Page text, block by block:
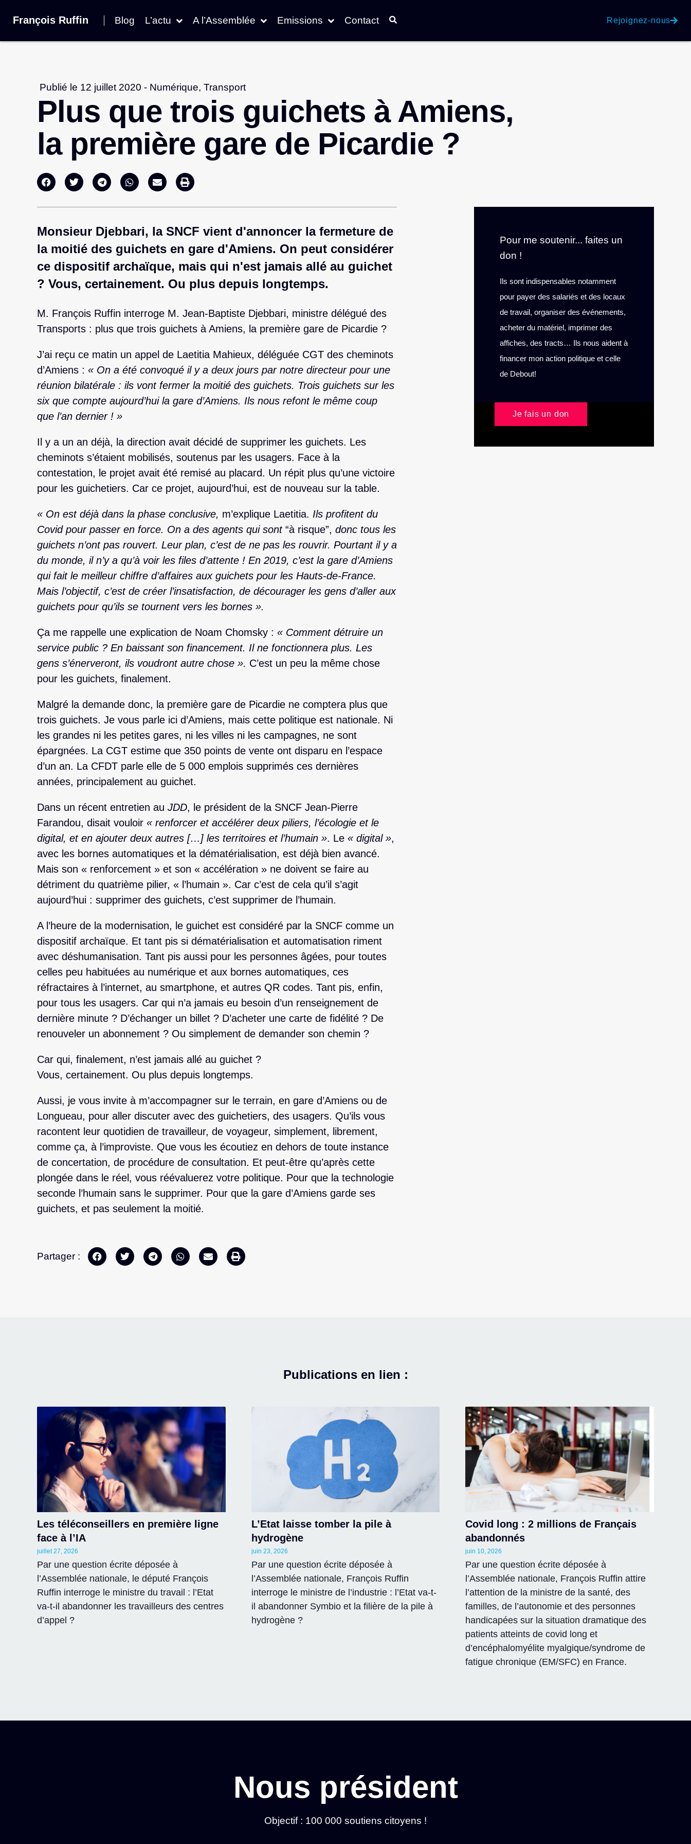
François Ruffin Blog L’actu A l’Assemblée Emissions Contact Rejoignez-nous
Publié le 12 juillet 2020 - Numérique, Transport
Plus que trois guichets à Amiens,
la première gare de Picardie ?
Monsieur Djebbari, la SNCF vient d'annoncer la fermeture de
la moitié des guichets en gare d'Amiens. On peut considérer
ce dispositif archaïque, mais qui n'est jamais allé au guichet
? Vous, certainement. Ou plus depuis longtemps.
M. François Ruffin interroge M. Jean-Baptiste Djebbari, ministre délégué des
Transports : plus que trois guichets à Amiens, la première gare de Picardie ?
J’ai reçu ce matin un appel de Laetitia Mahieux, déléguée CGT des cheminots
d’Amiens : « On a été convoqué il y a deux jours par notre directeur pour une
réunion bilatérale : ils vont fermer la moitié des guichets. Trois guichets sur les
six que compte aujourd’hui la gare d’Amiens. Ils nous refont le même coup
que l’an dernier ! »
Il y a un an déjà, la direction avait décidé de supprimer les guichets. Les
cheminots s’étaient mobilisés, soutenus par les usagers. Face à la
contestation, le projet avait été remisé au placard. Un répit plus qu’une victoire
pour les guichetiers. Car ce projet, aujourd’hui, est de nouveau sur la table.
« On est déjà dans la phase conclusive, m’explique Laetitia. Ils profitent du
Covid pour passer en force. On a des agents qui sont “à risque”, donc tous les
guichets n’ont pas rouvert. Leur plan, c’est de ne pas les rouvrir. Pourtant il y a
du monde, il n’y a qu’à voir les files d’attente ! En 2019, c’est la gare d’Amiens
qui fait le meilleur chiffre d’affaires aux guichets pour les Hauts-de-France.
Mais l’objectif, c’est de créer l’insatisfaction, de décourager les gens d’aller aux
guichets pour qu’ils se tournent vers les bornes ».
Ça me rappelle une explication de Noam Chomsky : « Comment détruire un
service public ? En baissant son financement. Il ne fonctionnera plus. Les
gens s’énerveront, ils voudront autre chose ». C’est un peu la même chose
pour les guichets, finalement.
Malgré la demande donc, la première gare de Picardie ne comptera plus que
trois guichets. Je vous parle ici d’Amiens, mais cette politique est nationale. Ni
les grandes ni les petites gares, ni les villes ni les campagnes, ne sont
épargnées. La CGT estime que 350 points de vente ont disparu en l’espace
d’un an. La CFDT parle elle de 5 000 emplois supprimés ces dernières
années, principalement au guichet.
Dans un récent entretien au JDD, le président de la SNCF Jean-Pierre
Farandou, disait vouloir « renforcer et accélérer deux piliers, l’écologie et le
digital, et en ajouter deux autres […] les territoires et l’humain ». Le « digital »,
avec les bornes automatiques et la dématérialisation, est déjà bien avancé.
Mais son « renforcement » et son « accélération » ne doivent se faire au
détriment du quatrième pilier, « l’humain ». Car c’est de cela qu’il s’agit
aujourd’hui : supprimer des guichets, c’est supprimer de l’humain.
A l’heure de la modernisation, le guichet est considéré par la SNCF comme un
dispositif archaïque. Et tant pis si dématérialisation et automatisation riment
avec déshumanisation. Tant pis aussi pour les personnes âgées, pour toutes
celles peu habituées au numérique et aux bornes automatiques, ces
réfractaires à l’internet, au smartphone, et autres QR codes. Tant pis, enfin,
pour tous les usagers. Car qui n’a jamais eu besoin d’un renseignement de
dernière minute ? D’échanger un billet ? D’acheter une carte de fidélité ? De
renouveler un abonnement ? Ou simplement de demander son chemin ?
Car qui, finalement, n’est jamais allé au guichet ?
Vous, certainement. Ou plus depuis longtemps.
Aussi, je vous invite à m’accompagner sur le terrain, en gare d’Amiens ou de
Longueau, pour aller discuter avec des guichetiers, des usagers. Qu’ils vous
racontent leur quotidien de travailleur, de voyageur, simplement, librement,
comme ça, à l’improviste. Que vous les écoutiez en dehors de toute instance
de concertation, de procédure de consultation. Et peut-être qu’après cette
plongée dans le réel, vous réévaluerez votre politique. Pour que la technologie
seconde l’humain sans le supprimer. Pour que la gare d’Amiens garde ses
guichets, et pas seulement la moitié.
Partager :
Pour me soutenir... faites un
don !
Ils sont indispensables notamment
pour payer des salariés et des locaux
de travail, organiser des événements,
acheter du matériel, imprimer des
affiches, des tracts… Ils nous aident à
financer mon action politique et celle
de Debout!
Je fais un don
Publications en lien :
Les téléconseillers en première ligne
face à l’IA
juillet 27, 2026
Par une question écrite déposée à
l’Assemblée nationale, le député François
Ruffin interroge le ministre du travail : l’Etat
va-t-il abandonner les travailleurs des centres
d’appel ?
L’Etat laisse tomber la pile à
hydrogène
juin 23, 2026
Par une question écrite déposée à
l’Assemblée nationale, François Ruffin
interroge le ministre de l’industrie : l’Etat va-t-
il abandonner Symbio et la filière de la pile à
hydrogène ?
Covid long : 2 millions de Français
abandonnés
juin 10, 2026
Par une question écrite déposée à
l’Assemblée nationale, François Ruffin attire
l’attention de la ministre de la santé, des
familles, de l’autonomie et des personnes
handicapées sur la situation dramatique des
patients atteints de covid long et
d’encéphalomyélite myalgique/syndrome de
fatigue chronique (EM/SFC) en France.
Nous président
Objectif : 100 000 soutiens citoyens !